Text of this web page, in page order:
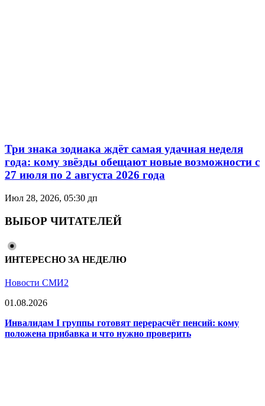
Три знака зодиака ждёт самая удачная неделя
года: кому звёзды обещают новые возможности с
27 июля по 2 августа 2026 года
Июл 28, 2026, 05:30 дп
ВЫБОР ЧИТАТЕЛЕЙ
ИНТЕРЕСНО ЗА НЕДЕЛЮ
Новости СМИ2
01.08.2026
Инвалидам I группы готовят перерасчёт пенсий: кому
положена прибавка и что нужно проверить